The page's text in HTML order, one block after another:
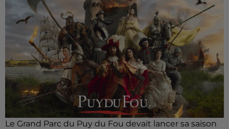
Le Grand Parc du Puy du Fou devait lancer sa saison